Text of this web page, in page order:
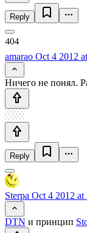
Reply
amarao Oct 4 2012
Ничего не понял.
Reply
Sterpa Oct 4 2012 at
DTN и принцип